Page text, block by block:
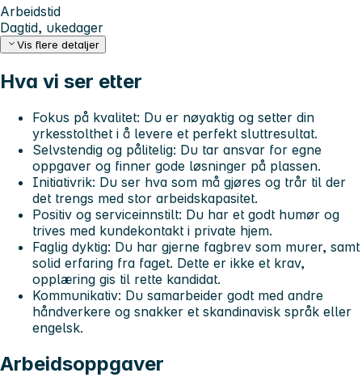
Arbeidstid
Dagtid, ukedager
Vis flere detaljer
Hva vi ser etter
Fokus på kvalitet: Du er nøyaktig og setter din
yrkesstolthet i å levere et perfekt sluttresultat.
Selvstendig og pålitelig: Du tar ansvar for egne
oppgaver og finner gode løsninger på plassen.
Initiativrik: Du ser hva som må gjøres og trår til der
det trengs med stor arbeidskapasitet.
Positiv og serviceinnstilt: Du har et godt humør og
trives med kundekontakt i private hjem.
Faglig dyktig: Du har gjerne fagbrev som murer, samt
solid erfaring fra faget. Dette er ikke et krav,
opplæring gis til rette kandidat.
Kommunikativ: Du samarbeider godt med andre
håndverkere og snakker et skandinavisk språk eller
engelsk.
Arbeidsoppgaver